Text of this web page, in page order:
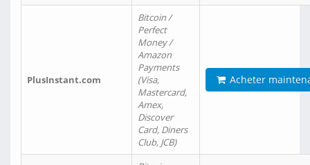
PlusInstant.com
Bitcoin /
Perfect
Money /
Amazon
Payments
(Visa,
Mastercard,
Amex,
Discover
Card, Diners
Club, JCB)
Acheter